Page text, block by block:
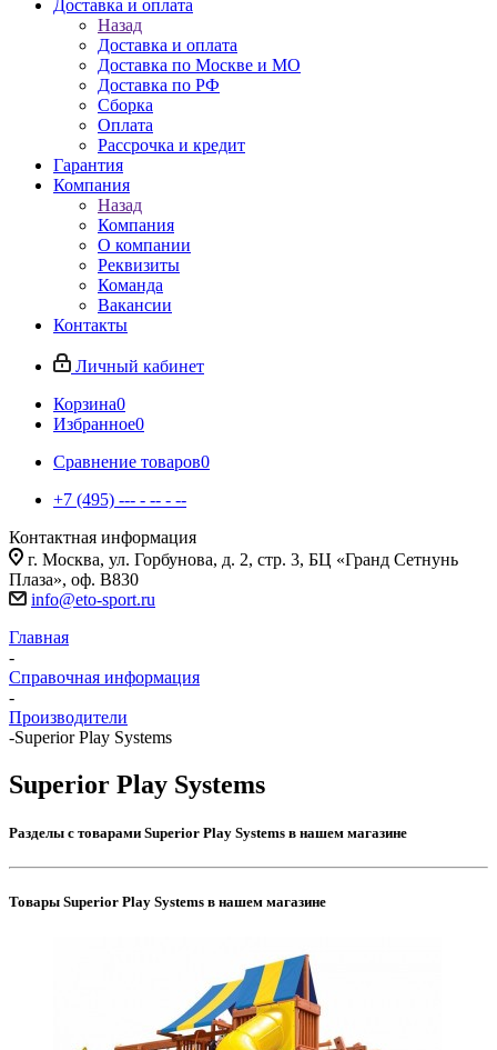
Доставка и оплата
Назад
Доставка и оплата
Доставка по Москве и МО
Доставка по РФ
Сборка
Оплата
Рассрочка и кредит
Гарантия
Компания
Назад
Компания
О компании
Реквизиты
Команда
Вакансии
Контакты
Личный кабинет
Корзина0
Избранное0
Сравнение товаров0
+7 (495) --- - -- - --
Контактная информация
г. Москва, ул. Горбунова, д. 2, стр. 3, БЦ «Гранд Сетнунь
Плаза», оф. В830
info@eto-sport.ru
Главная
-
Справочная информация
-
Производители
-Superior Play Systems
Superior Play Systems
Разделы с товарами Superior Play Systems в нашем магазине
Товары Superior Play Systems в нашем магазине